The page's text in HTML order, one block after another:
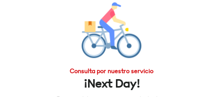
Consulta por nuestro servicio
¡Next Day!